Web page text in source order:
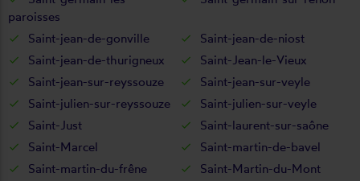
paroisses
Saint-jean-de-gonville
Saint-jean-de-niost
Saint-jean-de-thurigneux
Saint-Jean-le-Vieux
Saint-jean-sur-reyssouze
Saint-jean-sur-veyle
Saint-julien-sur-reyssouze
Saint-julien-sur-veyle
Saint-Just
Saint-laurent-sur-saône
Saint-Marcel
Saint-martin-de-bavel
Saint-martin-du-frêne
Saint-Martin-du-Mont